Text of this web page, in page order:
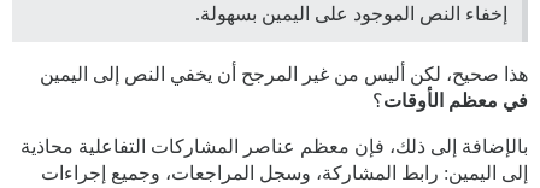
إخفاء النص الموجود على اليمين بسهولة.
هذا صحيح، لكن أليس من غير المرجح أن يخفي النص إلى اليمين
في معظم الأوقات؟
بالإضافة إلى ذلك، فإن معظم عناصر المشاركات التفاعلية محاذية
إلى اليمين: رابط المشاركة، وسجل المراجعات، وجميع إجراءات